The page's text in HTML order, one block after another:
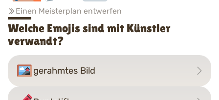
Einen Meisterplan entwerfen
Welche Emojis sind mit Künstler
verwandt?
gerahmtes Bild